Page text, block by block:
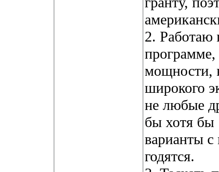
2. Работаю
мощности,
широкого
не любые
бы хотя
варианты
годятся.